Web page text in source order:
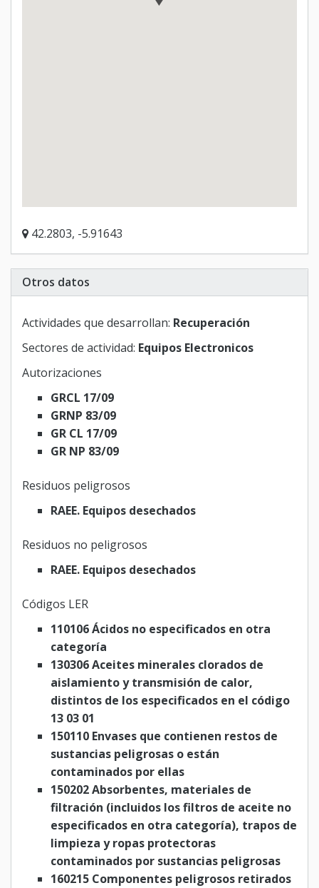
42.2803, -5.91643
Otros datos
Actividades que desarrollan: Recuperación
Sectores de actividad: Equipos Electronicos
Autorizaciones
GRCL 17/09
GRNP 83/09
GR CL 17/09
GR NP 83/09
Residuos peligrosos
RAEE. Equipos desechados
Residuos no peligrosos
RAEE. Equipos desechados
Códigos LER
110106 Ácidos no especificados en otra
categoría
130306 Aceites minerales clorados de
aislamiento y transmisión de calor,
distintos de los especificados en el código
13 03 01
150110 Envases que contienen restos de
sustancias peligrosas o están
contaminados por ellas
150202 Absorbentes, materiales de
filtración (incluidos los filtros de aceite no
especificados en otra categoría), trapos de
limpieza y ropas protectoras
contaminados por sustancias peligrosas
160215 Componentes peligrosos retirados